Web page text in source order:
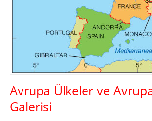
Avrupa Ülkeler ve
Galerisi